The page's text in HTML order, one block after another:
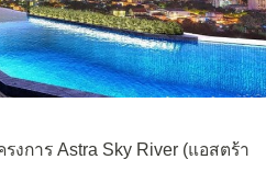
งการ Astra Sky River (แอสตร้า